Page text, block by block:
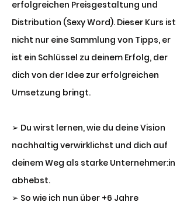
erfolgreichen Preisgestaltung und
Distribution (Sexy Word). Dieser Kurs ist
nicht nur eine Sammlung von Tipps, er
ist ein Schlüssel zu deinem Erfolg, der
dich von der Idee zur erfolgreichen
Umsetzung bringt.
➢ Du wirst lernen, wie du deine Vision
nachhaltig verwirklichst und dich auf
deinem Weg als starke Unternehmer:in
abhebst.
➢ So wie ich nun über +6 Jahre